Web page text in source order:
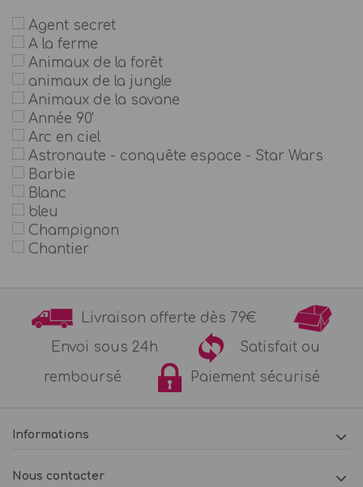
Agent secret
A la ferme
Animaux de la forêt
animaux de la jungle
Animaux de la savane
Année 90'
Arc en ciel
Astronaute - conquête espace - Star Wars
Barbie
Blanc
bleu
Champignon
Chantier
Chevaux et poneys
Cirque
Couleur fluo
Course automobile - Voiture ancienne
Danseuse et Ballerine
Foot
Livraison offerte dès 79€
Envoi sous 24h
Satisfait ou
remboursé
Paiement sécurisé
Informations
Nous contacter